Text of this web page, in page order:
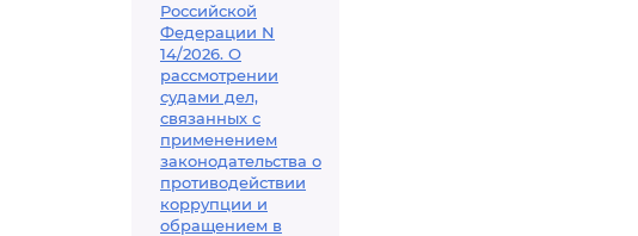
Российской
Федерации N
14/2026. О
рассмотрении
судами дел,
связанных с
применением
законодательства о
противодействии
коррупции и
обращением в